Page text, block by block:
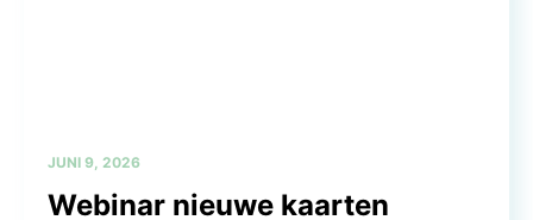
JUNI 9, 2026
Webinar nieuwe kaarten